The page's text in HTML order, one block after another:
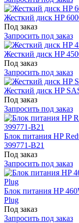
Жесткий диск HP
Под заказ
Запросить под заказ
Жесткий диск HP
Под заказ
Запросить под заказ
Жесткий диск HP
Под заказ
Запросить под заказ
Блок питания HP
399771-B21
Под заказ
Запросить под заказ
Блок питания HP
Plug
Под заказ
Запросить под заказ